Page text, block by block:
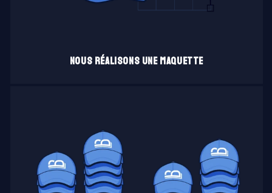
Nous réalisons une maquette